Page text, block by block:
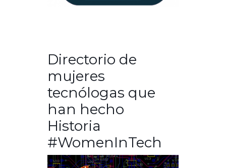
Directorio de
mujeres
tecnólogas que
han hecho
Historia
#WomenInTech